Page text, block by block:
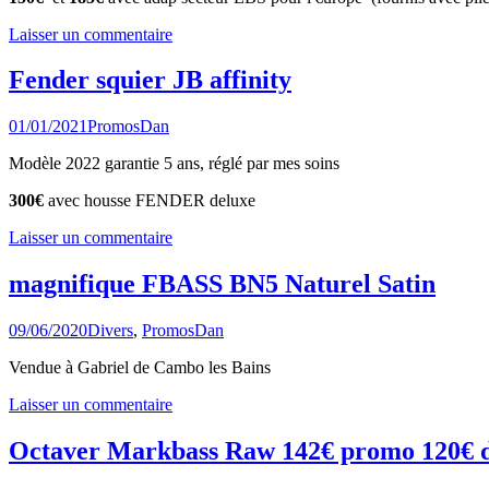
Laisser un commentaire
Fender squier JB affinity
01/01/2021PromosDan
Modèle 2022 garantie 5 ans, réglé par mes soins
300€ avec housse FENDER deluxe
Laisser un commentaire
magnifique FBASS BN5 Naturel Satin
09/06/2020Divers, PromosDan
Vendue à Gabriel de Cambo les Bains
Laisser un commentaire
Octaver Markbass Raw 142€ promo 120€